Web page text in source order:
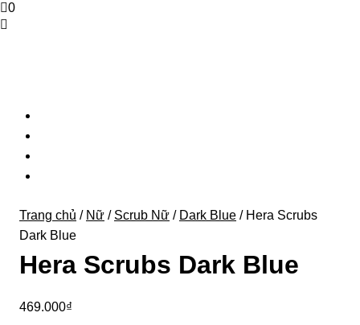
0
Trang chủ / Nữ / Scrub Nữ / Dark Blue / Hera Scrubs
Dark Blue
Hera Scrubs Dark Blue
469.000₫